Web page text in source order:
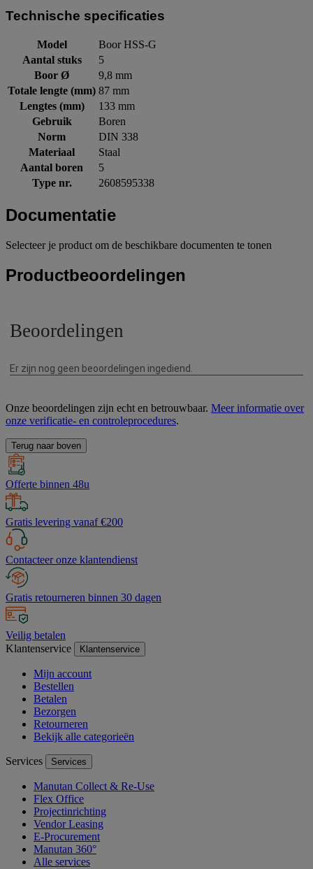
Technische specificaties
Model
Boor HSS-G
Aantal stuks
5
Boor Ø
9,8 mm
Totale lengte (mm) 87 mm
Lengtes (mm)
133 mm
Gebruik
Boren
Norm
DIN 338
Materiaal
Staal
Aantal boren
5
Type nr.
2608595338
Documentatie
Selecteer je product om de beschikbare documenten te tonen
Productbeoordelingen
Onze beoordelingen zijn echt en betrouwbaar. Meer informatie over
onze verificatie- en controleprocedures.
Terug naar boven
Offerte binnen 48u
Gratis levering vanaf €200
Contacteer onze klantendienst
Gratis retourneren binnen 30 dagen
Veilig betalen
Klantenservice
Klantenservice
Mijn account
Bestellen
Betalen
Bezorgen
Retourneren
Bekijk alle categorieën
Services Services
Manutan Collect & Re-Use
Flex Office
Projectinrichting
Vendor Leasing
E-Procurement
Manutan 360°
Alle services